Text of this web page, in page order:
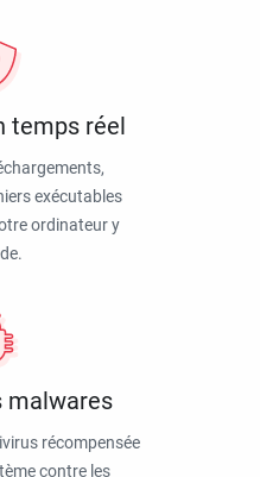
temps réel
exécutables
ordinateur y
malwares
récompensée
contre les